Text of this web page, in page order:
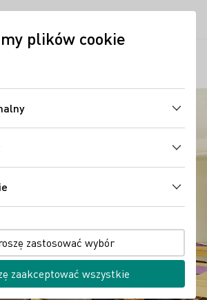
plików cookie
zastosować wybór
zaakceptować wszystkie